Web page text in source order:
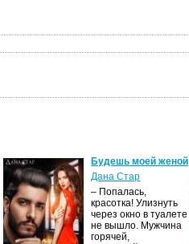
Будешь моей женой
Дана Стар
– Попалась,
красотка! Улизнуть
через окно в туалете
не вышло. Мужчина
горячей,